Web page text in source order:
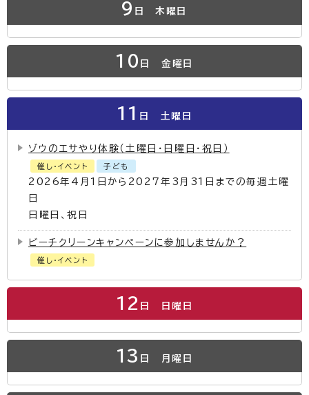
9 日 木曜日
10 日 金曜日
11 日 土曜日
ゾウのエサやり体験（土曜日・日曜日・祝日）
催し・イベント 子ども
2026年4月1日から2027年3月31日までの毎週土曜
日
日曜日、祝日
ビーチクリーンキャンペーンに参加しませんか？
催し・イベント
12 日 日曜日
13 日 月曜日